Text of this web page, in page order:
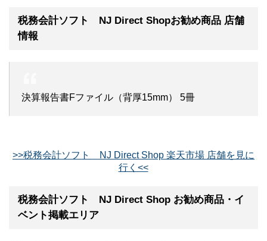
税務会計ソフト NJ Direct Shopお勧め商品 店舗
情報
決算報告書Fファイル（背厚15mm） 5冊
>>税務会計ソフト NJ Direct Shop 楽天市場 店舗を見に
行く<<
税務会計ソフト NJ Direct Shop お勧め商品・イ
ベント掲載エリア